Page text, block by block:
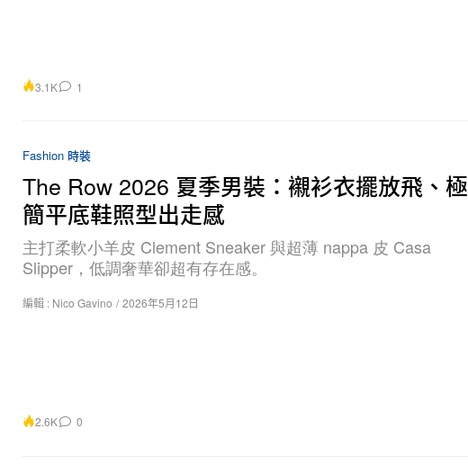
3.1K 1
Fashion 時裝
The Row 2026 夏季男裝：襯衫衣擺放飛、極
簡平底鞋照型出走感
主打柔軟小羊皮 Clement Sneaker 與超薄 nappa 皮 Casa
Slipper，低調奢華卻超有存在感。
編輯 : Nico Gavino / 2026年5月12日
2.6K 0